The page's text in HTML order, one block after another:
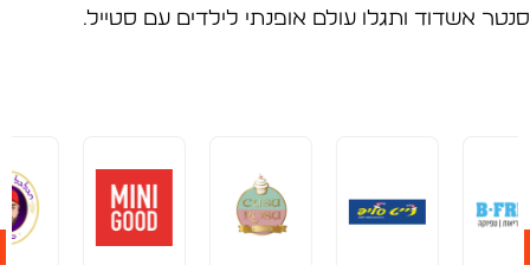
אשדוד ותגלו עולם אופנתי לילדים עם סטייל.